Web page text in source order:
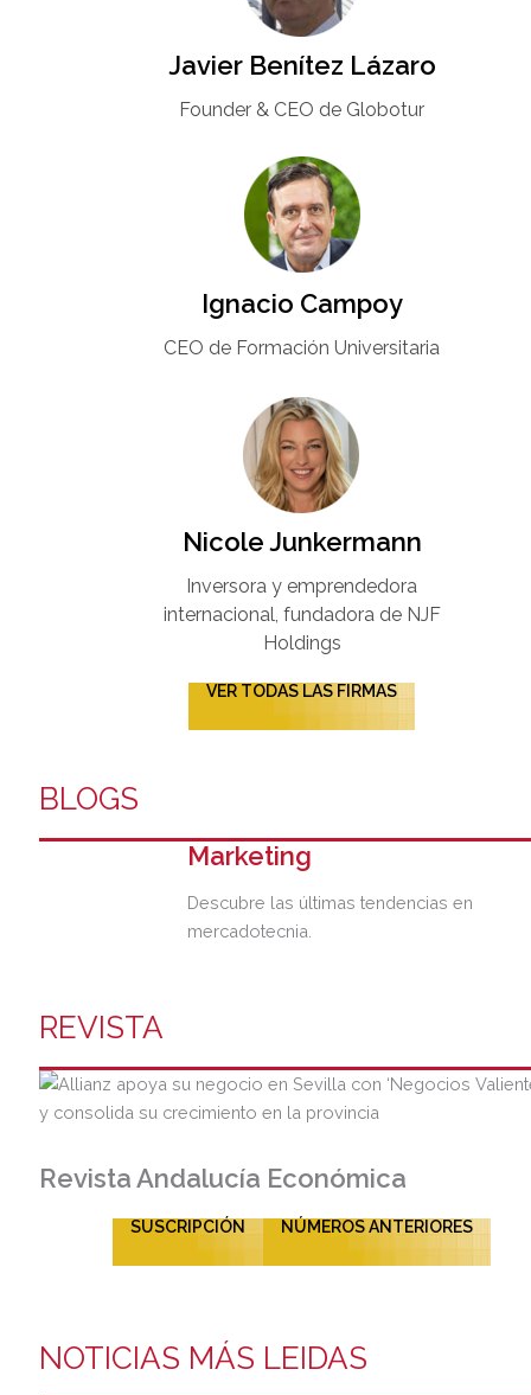
Javier Benítez Lázaro
Founder & CEO de Globotur​
Ignacio Campoy​
CEO de Formación Universitaria​
Nicole Junkermann​
Inversora y emprendedora
internacional, fundadora de NJF
Holdings
VER TODAS LAS FIRMAS
BLOGS
Marketing
Descubre las últimas tendencias en
mercadotecnia.
REVISTA
Revista Andalucía Económica
SUSCRIPCIÓN NÚMEROS ANTERIORES
NOTICIAS MÁS LEIDAS